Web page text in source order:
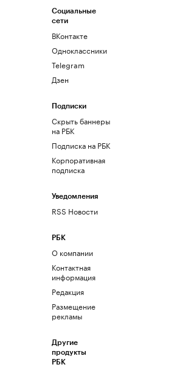
Социальные
сети
ВКонтакте
Одноклассники
Telegram
Дзен
Подписки
Скрыть баннеры
на РБК
Подписка на РБК
Корпоративная
подписка
Уведомления
RSS Новости
РБК
О компании
Контактная
информация
Редакция
Размещение
рекламы
Другие
продукты
РБК